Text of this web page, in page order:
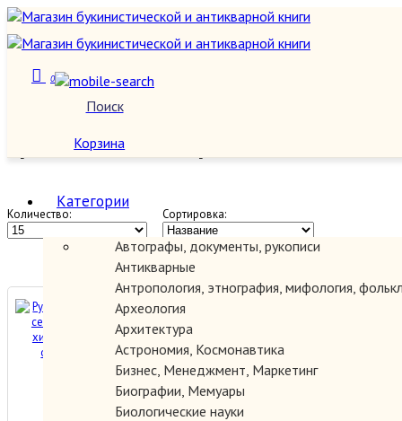
Поиск
0
Корзина
Категории
Автографы, документы, рукописи
Антикварные
Антропология, этнография, мифология,
Археология
Архитектура
Астрономия, Космонавтика
Бизнес, Менеджмент, Маркетинг
Биографии, Мемуары
Биологические науки
Хирургия, онкология,
травматология, ортопедия
Количество: Сортировка:
Руководство для сестер
детских хирургических
отделений.
150.00 руб.